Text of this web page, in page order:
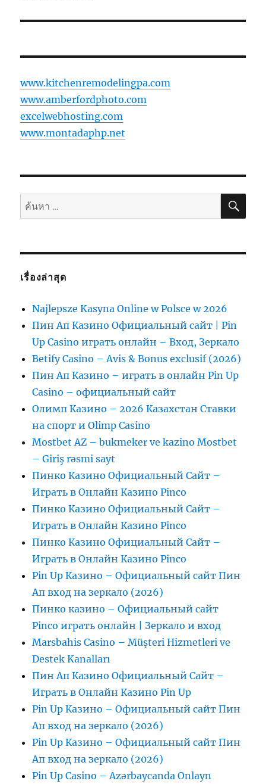
www.kitchenremodelingpa.com
www.amberfordphoto.com
excelwebhosting.com
www.montadaphp.net
ค้นหา: ค้น
เรื่องล่าสุด
Najlepsze Kasyna Online w Polsce w 2026
Пин Ап Казино Официальный сайт | Pin
Up Casino играть онлайн – Вход, Зеркало
Betify Casino – Avis & Bonus exclusif (2026)
Пин Ап Казино – играть в онлайн Pin Up
Casino – официальный сайт
Олимп Казино – 2026 Казахстан Ставки
на спорт и Olimp Casino
Mostbet AZ – bukmeker ve kazino Mostbet
– Giriş rəsmi sayt
Пинко Казино Официальный Сайт –
Играть в Онлайн Казино Pinco
Пинко Казино Официальный Сайт –
Играть в Онлайн Казино Pinco
Пинко Казино Официальный Сайт –
Играть в Онлайн Казино Pinco
Pin Up Казино – Официальный сайт Пин
Ап вход на зеркало (2026)
Пинко казино – Официальный сайт
Pinco играть онлайн | Зеркало и вход
Marsbahis Casino – Müşteri Hizmetleri ve
Destek Kanalları
Пин Ап Казино Официальный Сайт –
Играть в Онлайн Казино Pin Up
Pin Up Казино – Официальный сайт Пин
Ап вход на зеркало (2026)
Pin Up Казино – Официальный сайт Пин
Ап вход на зеркало (2026)
Pin Up Casino – Azərbaycanda Onlayn